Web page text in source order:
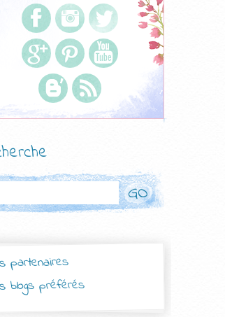
partenaires
blogs préférés